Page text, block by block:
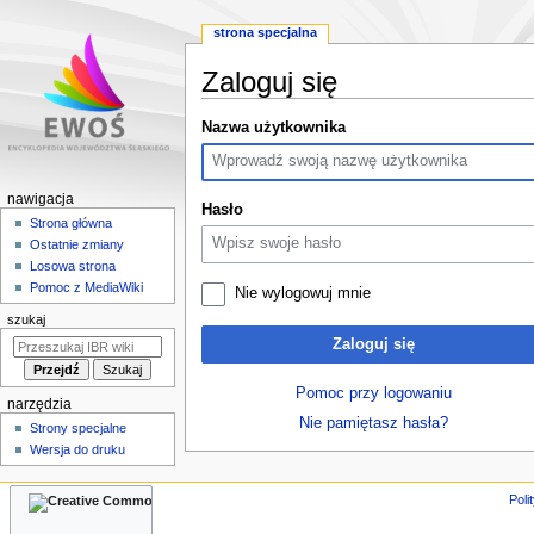
Zaloguj się
Przejdź
do
nawigacji
Przejdź
do
wyszukiwania
Nazwa użytkownika
Hasło
Nie wylogowuj mnie
Zaloguj się
Pomoc przy logowaniu
Nie pamiętasz hasła?
M
n
a
w
i
g
c
y
strona specjalna
nawigacja
Strona główna
Ostatnie zmiany
Losowa strona
Pomoc z MediaWiki
szukaj
narzędzia
Strony specjalne
Wersja do druku